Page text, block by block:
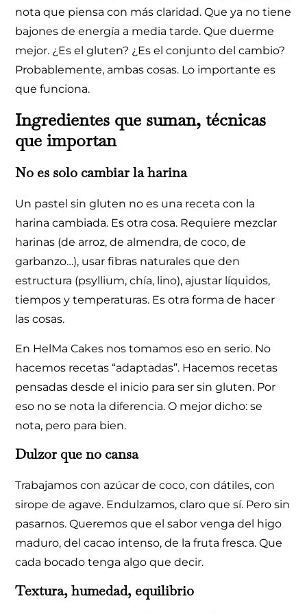
nota que piensa con más claridad. Que ya no tiene
bajones de energía a media tarde. Que duerme
mejor. ¿Es el gluten? ¿Es el conjunto del cambio?
Probablemente, ambas cosas. Lo importante es
que funciona.
Ingredientes que suman, técnicas
que importan
No es solo cambiar la harina
Un pastel sin gluten no es una receta con la
harina cambiada. Es otra cosa. Requiere mezclar
harinas (de arroz, de almendra, de coco, de
garbanzo…), usar fibras naturales que den
estructura (psyllium, chía, lino), ajustar líquidos,
tiempos y temperaturas. Es otra forma de hacer
las cosas.
En HelMa Cakes nos tomamos eso en serio. No
hacemos recetas “adaptadas”. Hacemos recetas
pensadas desde el inicio para ser sin gluten. Por
eso no se nota la diferencia. O mejor dicho: se
nota, pero para bien.
Dulzor que no cansa
Trabajamos con azúcar de coco, con dátiles, con
sirope de agave. Endulzamos, claro que sí. Pero sin
pasarnos. Queremos que el sabor venga del higo
maduro, del cacao intenso, de la fruta fresca. Que
cada bocado tenga algo que decir.
Textura, humedad, equilibrio